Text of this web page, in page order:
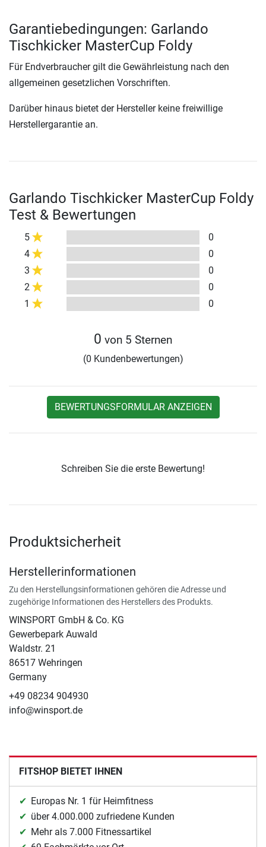
Garantiebedingungen: Garlando
Tischkicker MasterCup Foldy
Für Endverbraucher gilt die Gewährleistung nach den
allgemeinen gesetzlichen Vorschriften.
Darüber hinaus bietet der Hersteller keine freiwillige
Herstellergarantie an.
Garlando Tischkicker MasterCup Foldy
Test & Bewertungen
5
0
4
0
3
0
2
0
1
0
0 von 5 Sternen
(0 Kundenbewertungen)
BEWERTUNGSFORMULAR ANZEIGEN
Schreiben Sie die erste Bewertung!
Produktsicherheit
Herstellerinformationen
Zu den Herstellungsinformationen gehören die Adresse und
zugehörige Informationen des Herstellers des Produkts.
WINSPORT GmbH & Co. KG
Gewerbepark Auwald
Waldstr. 21
86517 Wehringen
Germany
+49 08234 904930
info@winsport.de
FITSHOP BIETET IHNEN
Europas Nr. 1 für Heimfitness
über 4.000.000 zufriedene Kunden
Mehr als 7.000 Fitnessartikel